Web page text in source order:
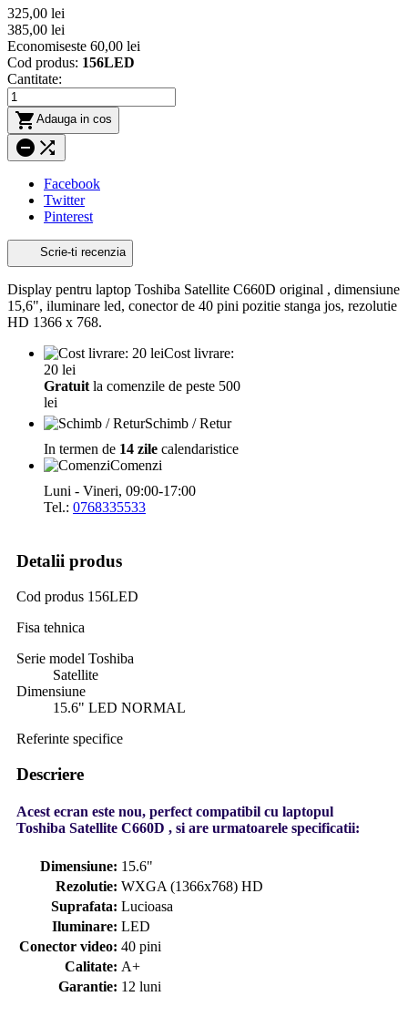
325,00 lei
385,00 lei
Economiseste 60,00 lei
Cod produs: 156LED
Cantitate:
 Adauga in cos
 
Facebook
Twitter
Pinterest
Scrie-ti recenzia
Display pentru laptop Toshiba Satellite C660D original , dimensiune
15,6", iluminare led, conector de 40 pini pozitie stanga jos, rezolutie
HD 1366 x 768.
Cost livrare:
20 lei
Gratuit la comenzile de peste 500
lei
Schimb / Retur
In termen de 14 zile calendaristice
Comenzi
Luni - Vineri, 09:00-17:00
Tel.: 0768335533
Detalii produs
Cod produs 156LED
Fisa tehnica
Serie model Toshiba
Satellite
Dimensiune
15.6" LED NORMAL
Referinte specifice
Descriere
Acest ecran este nou, perfect compatibil cu laptopul
Toshiba Satellite C660D , si are urmatoarele specificatii:
Dimensiune: 15.6"
Rezolutie: WXGA (1366x768) HD
Suprafata: Lucioasa
Iluminare: LED
Conector video: 40 pini
Calitate: A+
Garantie: 12 luni